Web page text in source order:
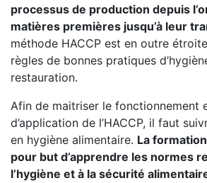
processus de production depuis
matières premières jusqu’à leur
méthode HACCP est en outre
règles de bonnes pratiques
restauration.
Afin de maitriser le fonctionnement
d’application de l’HACCP, il faut
en hygiène alimentaire. La
pour but d’apprendre les normes
l’hygiène et à la sécurité